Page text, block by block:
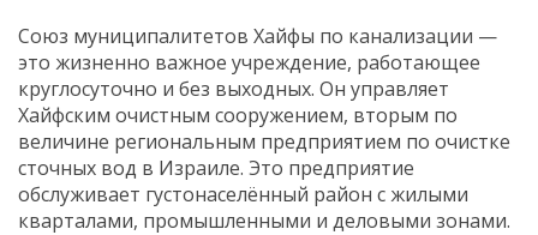
Союз муниципалитетов Хайфы по канализации —
это жизненно важное учреждение, работающее
круглосуточно и без выходных. Он управляет
Хайфским очистным сооружением, вторым по
величине региональным предприятием по очистке
сточных вод в Израиле. Это предприятие
обслуживает густонаселённый район с жилыми
кварталами, промышленными и деловыми зонами.